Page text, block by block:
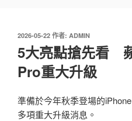
發
於
2026-05-22 作者: ADMIN
5大亮點搶先看
Pro重大升級
準備於今年秋季登場的
多項重大升級消息。